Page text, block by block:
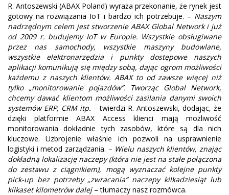
R. Antoszewski (ABAX Poland) wyraża przekonanie, że rynek jest
gotowy na rozwiązania IoT i bardzo ich potrzebuje. – Naszym
nadrzędnym celem jest stworzenie ABAX Global Network i już
od 2009 r. budujemy IoT w Europie. Wszystkie obsługiwane
przez nas samochody, wszystkie maszyny budowlane,
wszystkie elektronarzędzia i punkty dostępowe naszych
aplikacji komunikują się między sobą, dając ogrom możliwości
każdemu z naszych klientów. ABAX to od zawsze więcej niż
tylko „monitorowanie pojazdów”. Tworząc Global Network,
chcemy dawać klientom możliwości zasilania danymi swoich
systemów ERP, CRM itp. – twierdzi R. Antoszewski, dodając, że
dzięki platformie ABAX Access klienci mają możliwość
monitorowania dokładnie tych zasobów, które są dla nich
kluczowe. Uzbrojenie właśnie ich pozwoli na usprawnienie
logistyki i metod zarządzania. – Wielu naszych klientów, znając
dokładną lokalizację naczepy (która nie jest na stałe połączona
do zestawu z ciągnikiem), mogą wyznaczać kolejne punkty
pick-up bez potrzeby „zwracania” naczepy kilkadziesiąt lub
kilkaset kilometrów dalej– tłumaczy nasz rozmówca.